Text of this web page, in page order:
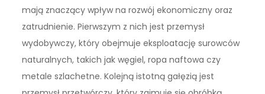
mają znaczący wpływ na rozwój ekonomiczny oraz
zatrudnienie. Pierwszym z nich jest przemysł
wydobywczy, który obejmuje eksploatację surowców
naturalnych, takich jak węgiel, ropa naftowa czy
metale szlachetne. Kolejną istotną gałęzią jest